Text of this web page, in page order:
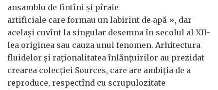
ansamblu de fîntîni şi pîraie
artificiale care formau un labirint de apă », dar
acelaşi cuvînt la singular desemna în secolul al XII-
lea originea sau cauza unui fenomen. Arhitectura
fluidelor şi raţionalitatea înlănţuirilor au prezidat
crearea colecţiei Sources, care are ambiţia de a
reproduce, respectînd cu scrupulozitate